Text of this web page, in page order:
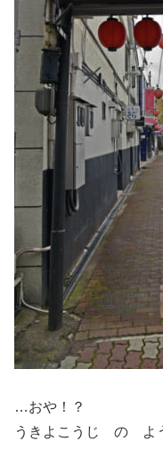
…おや！？
うきよこうじ の よ